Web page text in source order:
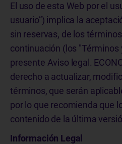
El uso de esta Web por el
usuario”) implica la
sin reservas, de los
continuación (los "Términos
presente Aviso legal.
derecho a actualizar,
términos, que serán
por lo que recomienda que
contenido de la última
Información Legal